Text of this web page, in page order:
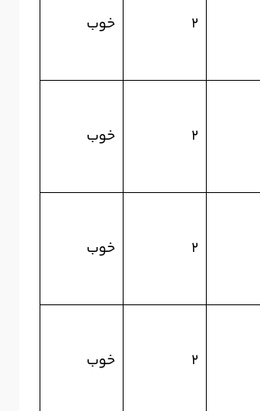
۲ خوب
۲ خوب
۲ خوب
۲ خوب